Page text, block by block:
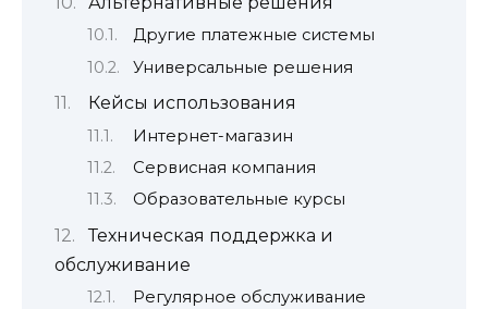
Другие платежные системы
Универсальные решения
Кейсы использования
Интернет-магазин
Сервисная компания
Образовательные курсы
Техническая поддержка и
обслуживание
Регулярное обслуживание